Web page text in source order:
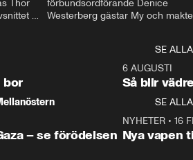
Thor
förbundsordförande Denice
Westerberg gästar My och
SE ALLA
bor
6 AUGUSTI
Så blir
SE ALLA
– se förödelsen
NYHETER• 16
Nya vapen